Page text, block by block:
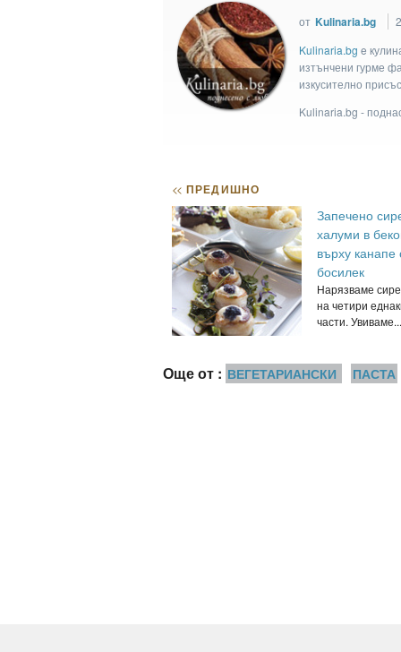
от Kulinaria.bg
Kulinaria.bg e
изтънчени гурме
изкусително
Kulinaria.bg -
<< ПРЕДИШНО
Запечено
халуми в
върху канапе
босилек
Нарязваме
на четири
части. Увиваме...
Още от : ВЕГЕТАРИАНСКИ ПАСТА